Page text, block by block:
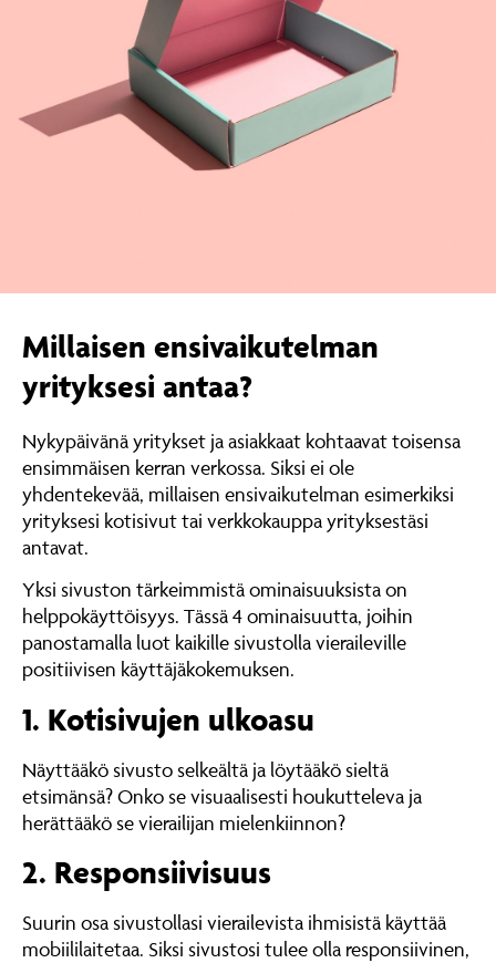
Millaisen ensivaikutelman
yrityksesi antaa?
Nykypäivänä yritykset ja asiakkaat kohtaavat toisensa
ensimmäisen kerran verkossa. Siksi ei ole
yhdentekevää, millaisen ensivaikutelman esimerkiksi
yrityksesi kotisivut tai verkkokauppa yrityksestäsi
antavat.
Yksi sivuston tärkeimmistä ominaisuuksista on
helppokäyttöisyys. Tässä 4 ominaisuutta, joihin
panostamalla luot kaikille sivustolla vieraileville
positiivisen käyttäjäkokemuksen.
1. Kotisivujen ulkoasu
Näyttääkö sivusto selkeältä ja löytääkö sieltä
etsimänsä? Onko se visuaalisesti houkutteleva ja
herättääkö se vierailijan mielenkiinnon?
2. Responsiivisuus
Suurin osa sivustollasi vierailevista ihmisistä käyttää
mobiililaitetaa. Siksi sivustosi tulee olla responsiivinen,